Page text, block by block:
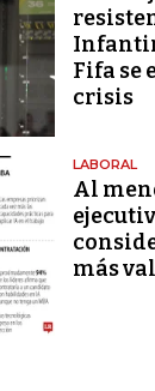
Fifa se
crisis
LABORAL
Al
más